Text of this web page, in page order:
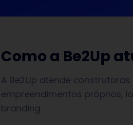
Como a Be2Up
A Be2Up atende
empreendimentos próprios,
branding.